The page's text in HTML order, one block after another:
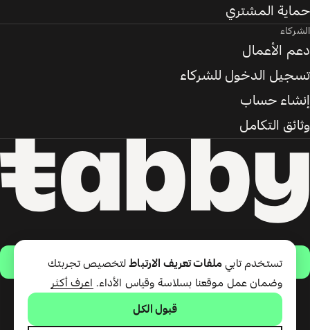
حمّل التطبيق
تقدّم شركة تابي ذ.م.م خدمة الدفع
حماية المشتري
الشركاء
دعم الأعمال
تسجيل الدخول للشركاء
إنشاء حساب
وثائق التكامل
تستخدم تابي ملفات تعريف الارتباطلتخصيص تجربتك
وضمان عمل موقعنا بسلاسة وقياس الأداء.
اعرف أكثر
قبول الكل